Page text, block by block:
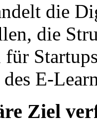
die
die
E-
Ziel